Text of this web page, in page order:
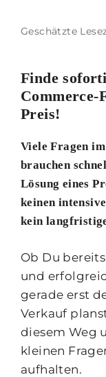
Geschätzte
Finde
Commerce-
Preis!
Viele Fragen
brauchen
Lösung eines
keinen
kein
Ob Du
und
gerade erst
Verkauf
diesem Weg
kleinen
aufhalten.